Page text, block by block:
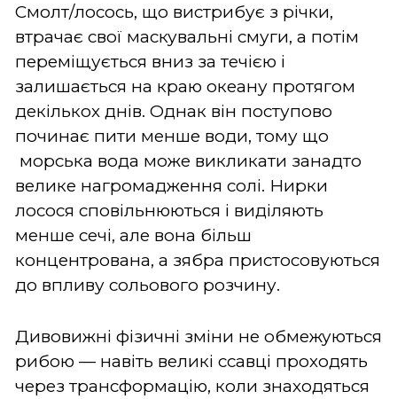
Смолт/лосось, що вистрибує з річки,
втрачає свої маскувальні смуги, а потім
переміщується вниз за течією і
залишається на краю океану протягом
декількох днів. Однак він поступово
починає пити менше води, тому що
морська вода може викликати занадто
велике нагромадження солі. Нирки
лосося сповільнюються і виділяють
менше сечі, але вона більш
концентрована, а зябра пристосовуються
до впливу сольового розчину.
Дивовижні фізичні зміни не обмежуються
рибою — навіть великі ссавці проходять
через трансформацію, коли знаходяться